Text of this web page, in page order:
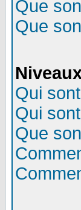
Que
Que
Qui
Qui
Que